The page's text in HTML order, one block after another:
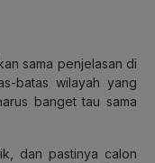
sama penjelasan di
batas wilayah yang
banget tau sama
dan pastinya calon